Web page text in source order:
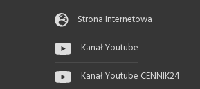
Strona Internetowa
Kanał Youtube
Kanał Youtube CENNIK24